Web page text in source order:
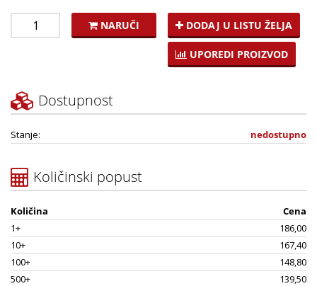
NARUČI DODAJ U LISTU ŽELJA
UPOREDI PROIZVOD
Dostupnost
Stanje: nedostupno
Količinski popust
Količina
Cena
1+
186,00
10+
167,40
100+
148,80
500+
139,50